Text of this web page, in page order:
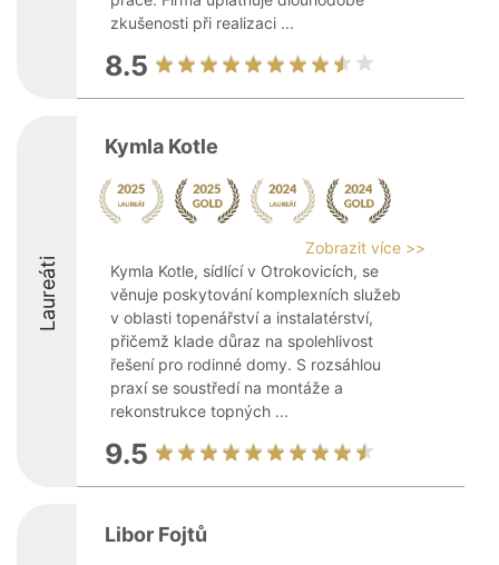
zkušenosti při realizaci ...
8.5
Laureáti
Kymla Kotle
Zobrazit více >>
Kymla Kotle, sídlící v Otrokovicích, se
věnuje poskytování komplexních služeb
v oblasti topenářství a instalatérství,
přičemž klade důraz na spolehlivost
řešení pro rodinné domy. S rozsáhlou
praxí se soustředí na montáže a
rekonstrukce topných ...
9.5
Libor Fojtů